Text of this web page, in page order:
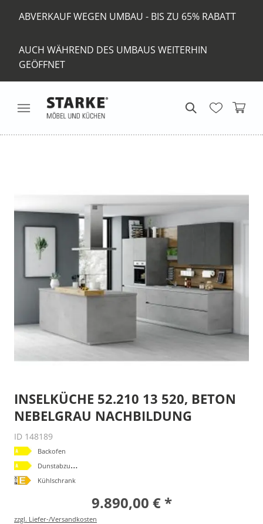
ABVERKAUF WEGEN UMBAU - BIS ZU 65% RABATT
AUCH WÄHREND DES UMBAUS WEITERHIN
GEÖFFNET
INSELKÜCHE 52.210 13 520, BETON
NEBELGRAU NACHBILDUNG
ID 148189
Backofen
D
unstabzugshaube
Kühlschrank
9.890,00 € *
zzgl. Liefer-/Versandkosten